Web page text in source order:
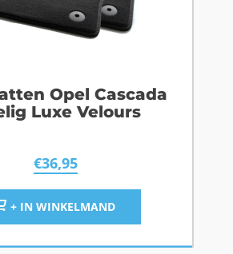
Opel Cascada
Luxe Velours
€36,95
+ IN WINKELMAND